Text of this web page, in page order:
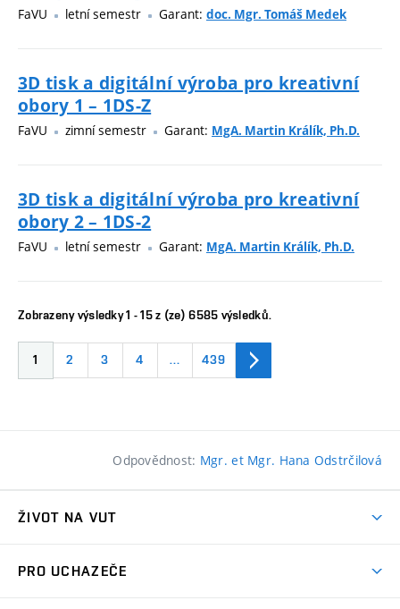
FaVU letní semestr Garant: doc. Mgr. Tomáš Medek
3D tisk a digitální výroba pro kreativní
obory 1 – 1DS-Z
FaVU zimní semestr Garant: MgA. Martin Králík, Ph.D.
3D tisk a digitální výroba pro kreativní
obory 2 – 1DS-2
FaVU letní semestr Garant: MgA. Martin Králík, Ph.D.
Zobrazeny výsledky 1 - 15 z (ze) 6585 výsledků.
1 2 3 4 … 439
Odpovědnost: Mgr. et Mgr. Hana Odstrčilová
ŽIVOT NA VUT
PRO UCHAZEČE